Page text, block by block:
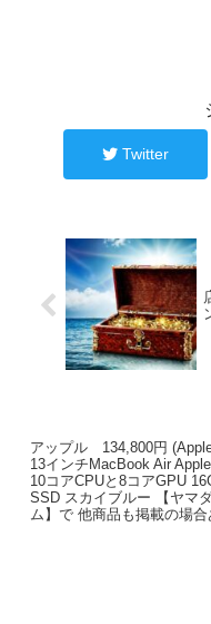
Twitter
アップル 134,800円
13インチMacBook Air
10コアCPUと8コアGPU
SSD スカイブルー 【ヤマ
ム】で 他商品も掲載の場合